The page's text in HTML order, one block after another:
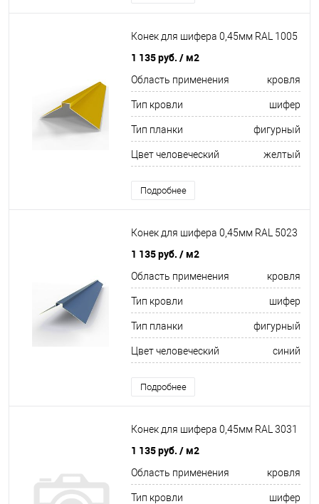
Конек для шифера 0,45мм RAL 1005
1 135 руб. / м2
Область применения кровля
Тип кровли шифер
Тип планки фигурный
Цвет человеческий желтый
Подробнее
Конек для шифера 0,45мм RAL 5023
1 135 руб. / м2
Область применения кровля
Тип кровли шифер
Тип планки фигурный
Цвет человеческий синий
Подробнее
Конек для шифера 0,45мм RAL 3031
1 135 руб. / м2
Область применения кровля
Тип кровли шифер